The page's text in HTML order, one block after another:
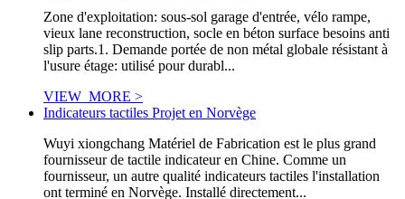
Zone d'exploitation: sous-sol garage d'entrée, vélo rampe,
vieux lane reconstruction, socle en béton surface besoins anti
slip parts.1. Demande portée de non métal globale résistant à
l'usure étage: utilisé pour durabl...
VIEW_MORE >
Indicateurs tactiles Projet en Norvège
Wuyi xiongchang Matériel de Fabrication est le plus grand
fournisseur de tactile indicateur en Chine. Comme un
fournisseur, un autre qualité indicateurs tactiles l'installation
ont terminé en Norvège. Installé directement...